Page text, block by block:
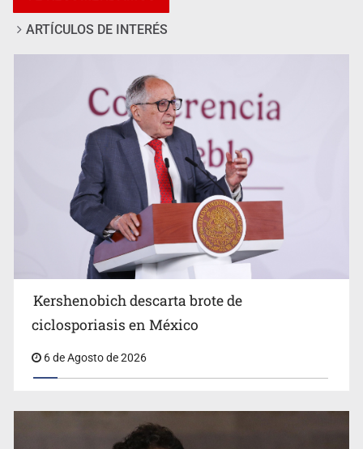
Advierten retrocesos en transparencia tras desaparición
del INAI
Jalisco mantiene la búsqueda de 21 adolescentes
ARTÍCULOS DE INTERÉS
Kershenobich descarta brote de
ciclosporiasis en México
6 de Agosto de 2026